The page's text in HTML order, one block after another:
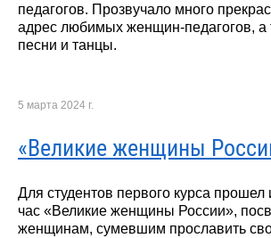
педагогов. Прозвучало много
адрес любимых женщин-педагогов, а
песни и танцы.
5 марта 2024 г.
«Великие женщины
Для студентов первого курса прошел
час «Великие женщины России»,
женщинам, сумевшим прославить